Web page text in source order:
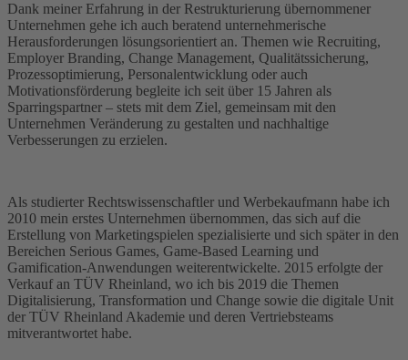
Dank meiner Erfahrung in der Restrukturierung übernommener
Unternehmen gehe ich auch beratend unternehmerische
Herausforderungen lösungsorientiert an. Themen wie Recruiting,
Employer Branding, Change Management, Qualitätssicherung,
Prozessoptimierung, Personalentwicklung oder auch
Motivationsförderung begleite ich seit über 15 Jahren als
Sparringspartner – stets mit dem Ziel, gemeinsam mit den
Unternehmen Veränderung zu gestalten und nachhaltige
Verbesserungen zu erzielen.
Als studierter Rechtswissenschaftler und Werbekaufmann habe ich
2010 mein erstes Unternehmen übernommen, das sich auf die
Erstellung von Marketingspielen spezialisierte und sich später in den
Bereichen Serious Games, Game-Based Learning und
Gamification-Anwendungen weiterentwickelte. 2015 erfolgte der
Verkauf an TÜV Rheinland, wo ich bis 2019 die Themen
Digitalisierung, Transformation und Change sowie die digitale Unit
der TÜV Rheinland Akademie und deren Vertriebsteams
mitverantwortet habe.